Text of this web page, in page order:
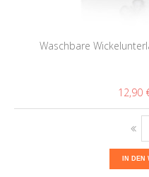
Waschbare
12,90
IN DEN